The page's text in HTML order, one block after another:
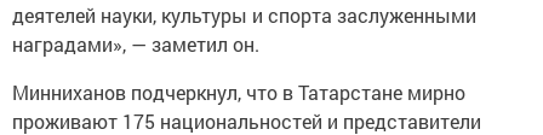
деятелей науки, культуры и спорта заслуженными
наградами», — заметил он.
Минниханов подчеркнул, что в Татарстане мирно
проживают 175 национальностей и представители